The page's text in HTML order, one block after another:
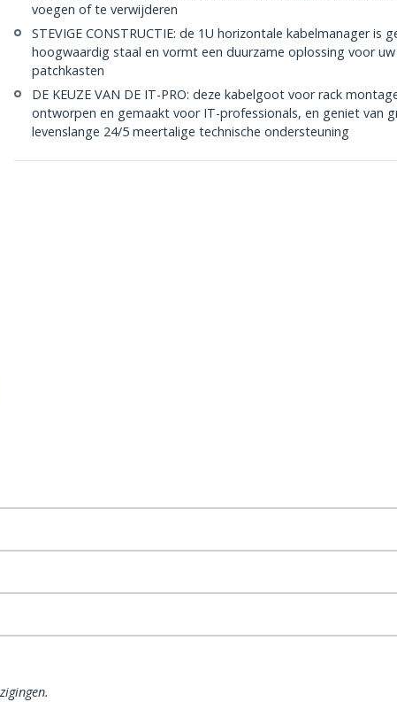
voegen of te verwijderen
STEVIGE CONSTRUCTIE: de 1U horizontale kabelmanager is
hoogwaardig staal en vormt een duurzame oplossing voor
patchkasten
DE KEUZE VAN DE IT-PRO: deze kabelgoot voor rack
ontworpen en gemaakt voor IT-professionals, en geniet van
levenslange 24/5 meertalige technische ondersteuning